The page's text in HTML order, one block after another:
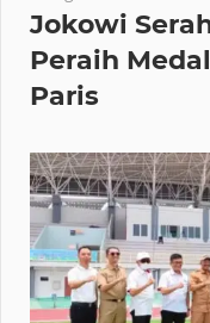
Jokowi
Peraih
Paris